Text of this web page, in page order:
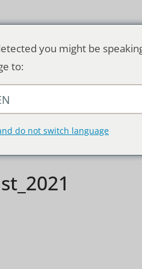
& WELT
you might be
to:
do not switch language